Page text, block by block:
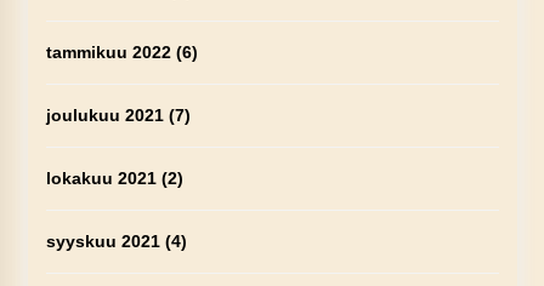
tammikuu 2022(6)
joulukuu 2021(7)
lokakuu 2021(2)
syyskuu 2021(4)